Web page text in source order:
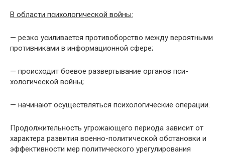
В области психологической войны:
— резко усиливается противоборство между вероят­ными
противниками в информационной сфере;
— происходит боевое развертывание органов пси­
хологической войны;
— начинают осуществляться психологические опе­рации.
Продолжительность угрожающего периода зависит от
характера развития военно-политической обстанов­ки и
эффективности мер политического урегулирова­ния